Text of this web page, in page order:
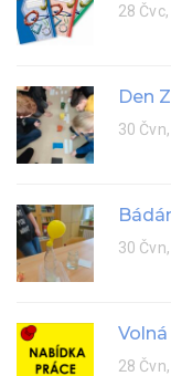
28
Den
30
30
28